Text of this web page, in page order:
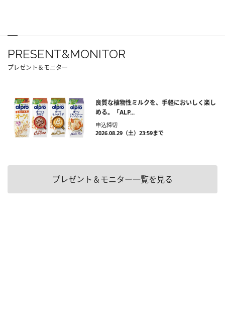
PRESENT&MONITOR
プレゼント＆モニター
良質な植物性ミルクを、手軽においしく楽し
める。「ALP...
申込締切
2026.08.29（土）23:59まで
プレゼント＆モニター一覧を見る